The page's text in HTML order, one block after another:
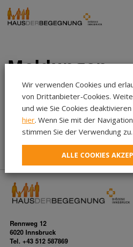
Meldungen
Bildungshaus Osttirol
In diesem Zeitraum wurden keine
Rennweg 12
6020 Innsbruck
Tel. +43 512 587869
Wir verwenden Cookies und
von Drittanbieter-Cookies.
und wie Sie Cookies
hier. Wenn Sie mit der
stimmen Sie der Verwendung zu.
ALLE COOKIES